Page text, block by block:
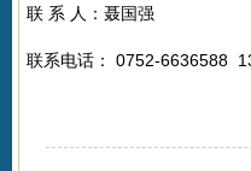
联 系 人：聂国强
联系电话： 0752-6636588